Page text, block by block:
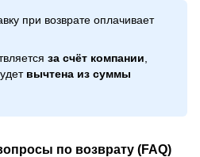
при возврате оплачивает
за счёт компании,
вычтена из суммы
по возврату (FAQ)